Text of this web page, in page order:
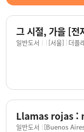
일반도서 [서울] 더플
일반도서 [Buenos